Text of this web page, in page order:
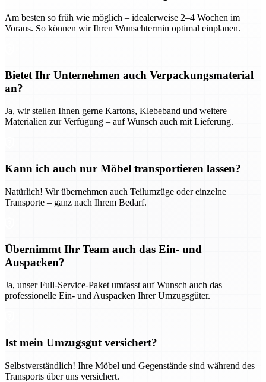
Am besten so früh wie möglich – idealerweise 2–4 Wochen im
Voraus. So können wir Ihren Wunschtermin optimal einplanen.
Bietet Ihr Unternehmen auch Verpackungsmaterial
an?
Ja, wir stellen Ihnen gerne Kartons, Klebeband und weitere
Materialien zur Verfügung – auf Wunsch auch mit Lieferung.
Kann ich auch nur Möbel transportieren lassen?
Natürlich! Wir übernehmen auch Teilumzüge oder einzelne
Transporte – ganz nach Ihrem Bedarf.
Übernimmt Ihr Team auch das Ein- und
Auspacken?
Ja, unser Full-Service-Paket umfasst auf Wunsch auch das
professionelle Ein- und Auspacken Ihrer Umzugsgüter.
Ist mein Umzugsgut versichert?
Selbstverständlich! Ihre Möbel und Gegenstände sind während des
Transports über uns versichert.